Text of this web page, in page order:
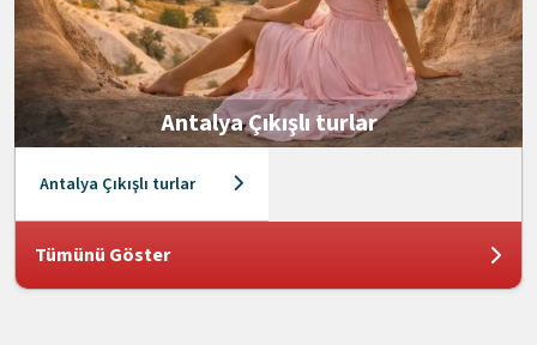
Antalya Çıkışlı turlar
Antalya Çıkışlı turlar
Tümünü Göster